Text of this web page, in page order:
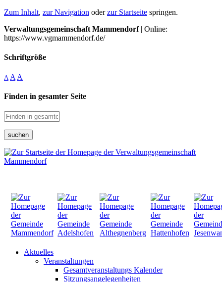
Zum Inhalt, zur Navigation oderzur Startseite springen.
Verwaltungsgemeinschaft Mammendorf| Online:
https://www.vgmammendorf.de/
Schriftgröße
A A A
Finden in gesamter Seite
suchen
Aktuelles
Veranstaltungen
Gesamtveranstaltungs Kalender
Sitzungsangelegenheiten